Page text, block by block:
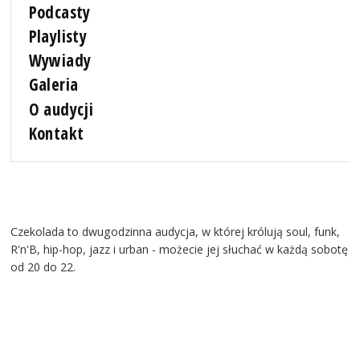
Podcasty
Playlisty
Wywiady
Galeria
O audycji
Kontakt
Czekolada to dwugodzinna audycja, w której królują soul, funk,
R'n'B, hip-hop, jazz i urban - możecie jej słuchać w każdą sobotę
od 20 do 22.